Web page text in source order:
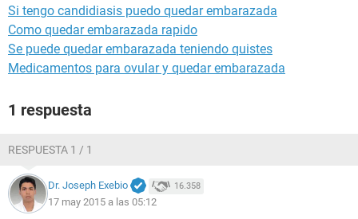
Si tengo candidiasis puedo quedar embarazada
Como quedar embarazada rapido
Se puede quedar embarazada teniendo quistes
Medicamentos para ovular y quedar embarazada
1 respuesta
RESPUESTA 1 / 1
Dr. Joseph Exebio 16.358
17 may 2015 a las 05:12